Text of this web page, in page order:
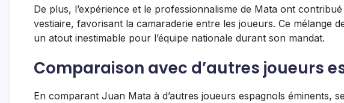
De plus, l’expérience et le professionnalisme de Mata ont
vestiaire, favorisant la camaraderie entre les joueurs. Ce mélange
un atout inestimable pour l’équipe nationale durant son mandat.
Comparaison avec d’autres joueurs
En comparant Juan Mata à d’autres joueurs espagnols éminents,